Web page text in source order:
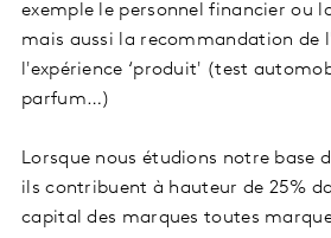
exemple le personnel financier ou
mais aussi la recommandation de
l'expérience ‘produit' (test
parfum…)
Lorsque nous étudions notre base
ils contribuent à hauteur de 25%
capital des marques toutes